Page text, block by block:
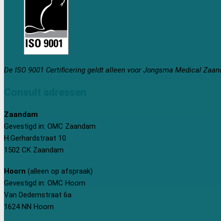
De ISO 9001 Certificering geldt alleen voor Jongsma Medical
Zaandam
Gevestigd in: OMC Zaandam
H.Gerhardstraat 10
1502 CK Zaandam
Hoorn (alleen op afspraak)
Gevestigd in: OMC Hoorn
Van Dedemstraat 6a
1624 NN Hoorn